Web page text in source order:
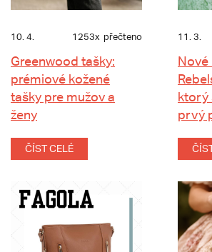
10. 4. 1253x přečteno
Greenwood tašky:
prémiové kožené
tašky pre mužov a
ženy
ČÍST CELÉ
11. 3.
Nové
ktorý
prvý